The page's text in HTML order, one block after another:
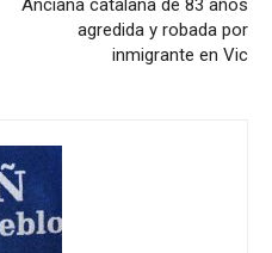
Anciana catalana de 83 años
agredida y robada por
inmigrante en Vic